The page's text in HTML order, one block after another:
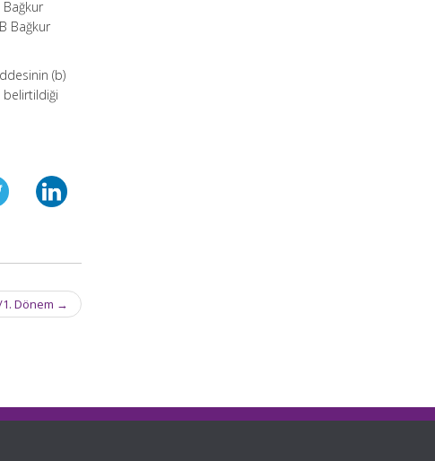
Bağkur
Bağkur
(b)
belirtildiği
1. Dönem →